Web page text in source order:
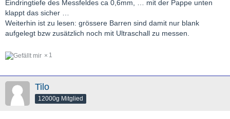
Eindringtiefe des Messfeldes ca 0,6mm, … mit der Pappe unten
klappt das sicher …
Weiterhin ist zu lesen: grössere Barren sind damit nur blank
aufgelegt bzw zusätzlich noch mit Ultraschall zu messen.
1
Tilo
12000g Mitglied